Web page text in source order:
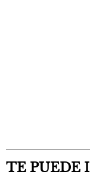
TE PUEDE